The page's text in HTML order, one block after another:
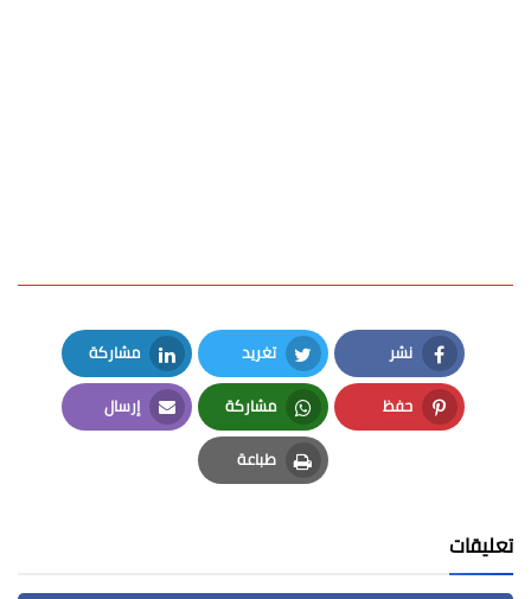
نشر
Facebook
تغريد
Twitter
مشاركة
LinkedIn
حفظ
Pinterest
مشاركة
Whatsapp
إرسال
Email
طباعة
Print
تعليقات